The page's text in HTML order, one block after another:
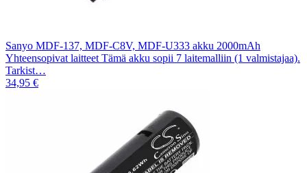
Sanyo MDF-137, MDF-C8V, MDF-U333 akku 2000mAh
Yhteensopivat laitteet Tämä akku sopii 7 laitemalliin (1 valmistajaa).
Tarkist…
34,95 €